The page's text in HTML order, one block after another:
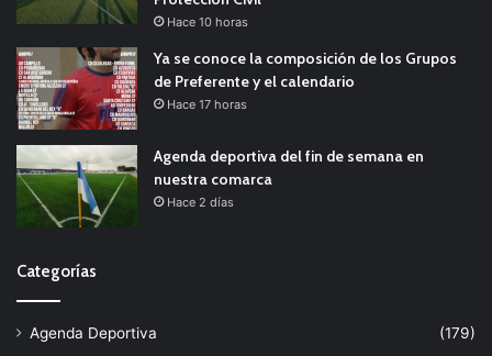
Hace 10 horas
Ya se conoce la composición de los Grupos
de Preferente y el calendario
Hace 17 horas
Agenda deportiva del fin de semana en
nuestra comarca
Hace 2 días
Categorías
Agenda Deportiva
(179)